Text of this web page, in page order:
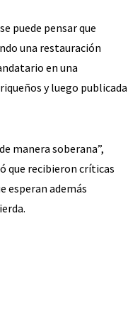
puede pensar que
una restauración
en una
y luego publicada
manera soberana”,
que recibieron críticas
esperan además